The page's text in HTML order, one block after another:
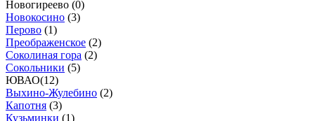
Новогиреево (0)
Новокосино (3)
Перово (1)
Преображенское (2)
Соколиная гора (2)
Сокольники (5)
ЮВАО(12)
Выхино-Жулебино (2)
Капотня (3)
Кузьминки (1)